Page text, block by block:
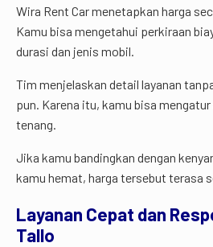
Wira Rent Car menetapkan harga
Kamu bisa mengetahui perkiraan
durasi dan jenis mobil.
Tim menjelaskan detail layanan
pun. Karena itu, kamu bisa mengatur
tenang.
Jika kamu bandingkan dengan
kamu hemat, harga tersebut terasa
Layanan Cepat dan
Tallo